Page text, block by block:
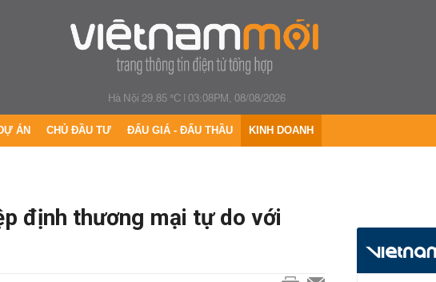
Hà Nội 29.85 °C|03:08PM, 08/08/2026
ÁN CHỦ ĐẦU TƯ ĐẤU GIÁ - ĐẤU THẦU KINH DOANH
định thương mại tự do với